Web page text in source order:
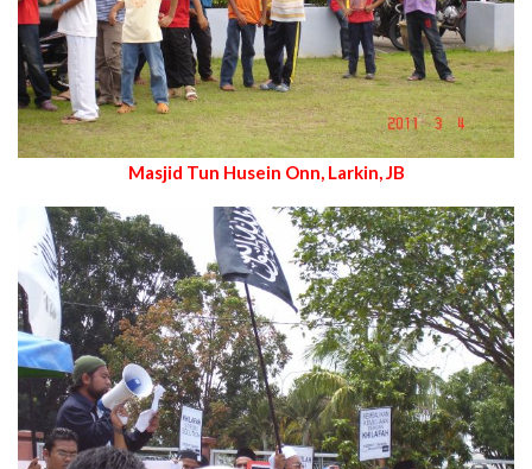
Masjid Tun Husein Onn, Larkin, JB